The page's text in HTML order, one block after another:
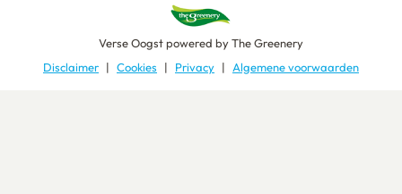
Verse Oogstpowered byThe Greenery
Disclaimer
Cookies Privacy Algemene voorwaarden